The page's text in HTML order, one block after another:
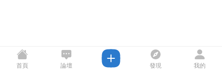
首頁 論壇 發現 我的